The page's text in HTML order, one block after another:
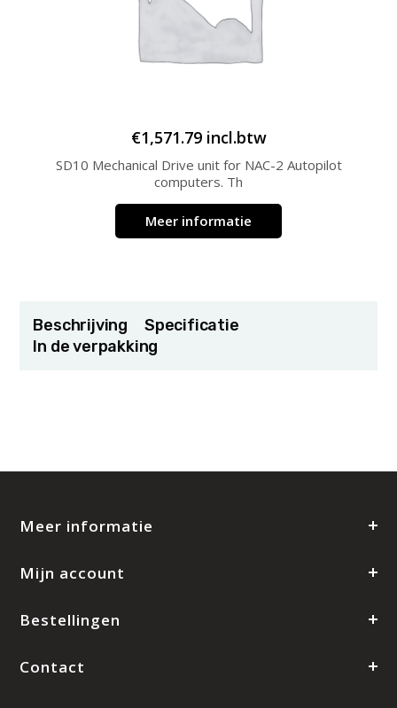
€1,571.79 incl.btw
SD10 Mechanical Drive unit for NAC-2 Autopilot
computers. Th
Meer informatie
Beschrijving
Specificatie
In de verpakking
Meer informatie
Mijn account
Bestellingen
Contact